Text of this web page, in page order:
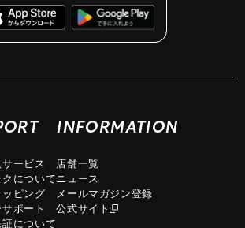
ービス
について
ピング
ポート
について
INFORMATION
店舗一覧
ニュース
メールマガジン登録
公式サイト